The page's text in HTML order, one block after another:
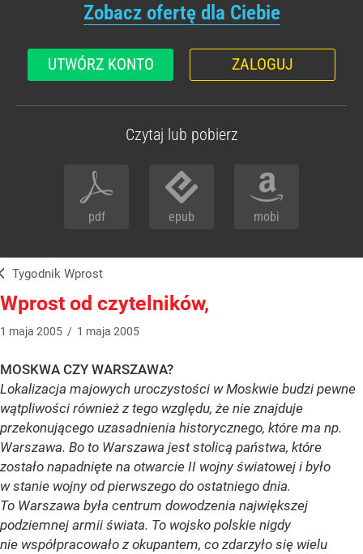
Zobacz ofertę dla Ciebie
UTWÓRZ KONTO ZALOGUJ
Czytaj lub pobierz
pdf epub mobi
Tygodnik Wprost
Wprost od czytelników,
1 maja 2005 / 1 maja 2005
MOSKWA CZY WARSZAWA?
Lokalizacja majowych uroczystości w Moskwie budzi pewne
wątpliwości również z tego względu, że nie znajduje
przekonującego uzasadnienia historycznego, które ma np.
Warszawa. Bo to Warszawa jest stolicą państwa, które
zostało napadnięte na otwarcie II wojny światowej i było
w stanie wojny od pierwszego do ostatniego dnia.
To Warszawa była centrum dowodzenia największej
podziemnej armii świata. To wojsko polskie nigdy
nie współpracowało z okupantem, co zdarzyło się wielu